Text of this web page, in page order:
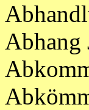
Abhang